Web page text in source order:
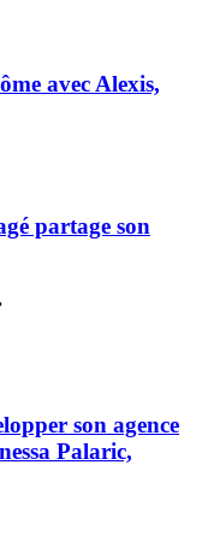
avec Alexis,
partage son
son agence
Palaric,